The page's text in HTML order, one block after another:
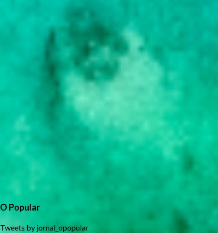
O Popular
Tweets by jornal_opopular